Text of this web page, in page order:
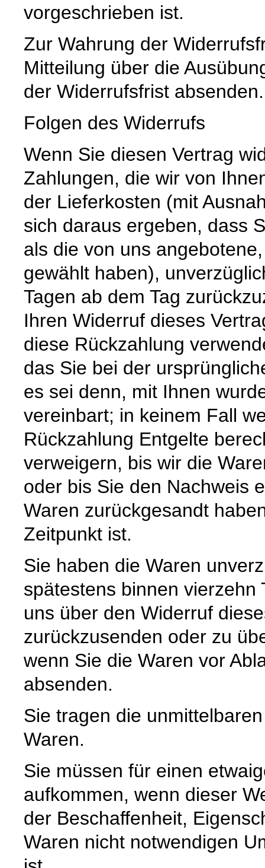
vorgeschrieben ist.
Zur Wahrung der
Mitteilung über die
der Widerrufsfrist absenden.
Folgen des Widerrufs
Wenn Sie diesen Vertrag
Zahlungen, die wir von
der Lieferkosten (mit
sich daraus ergeben, dass
als die von uns
gewählt haben),
Tagen ab dem Tag
Ihren Widerruf dieses
diese Rückzahlung
das Sie bei der
es sei denn, mit Ihnen
vereinbart; in keinem Fall
Rückzahlung Entgelte
verweigern, bis wir die
oder bis Sie den Nachweis
Waren zurückgesandt
Zeitpunkt ist.
Sie haben die Waren
spätestens binnen vierzehn
uns über den Widerruf
zurückzusenden oder zu
wenn Sie die Waren vor
absenden.
Sie tragen die
Waren.
Sie müssen für einen
aufkommen, wenn dieser
der Beschaffenheit,
Waren nicht notwendigen